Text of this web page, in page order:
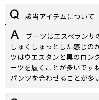
該当アイテムについて
ブーツはエスペランサ
しゅくしゅっとした感じの
ツはウエスタンと黒のロン
ーツを履くことが多いです
パンツを合わせることが多